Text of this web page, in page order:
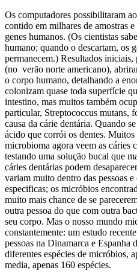
Os computadores possibilitaram
contido em milhares de amostras
genes humanos. (Os cientistas
humano; quando o descartam, os
permanecem.) Resultados
(no verão norte americano),
o corpo humano, detalhando a
colonizam quase toda superfície
intestino, mas muitos também
particular, Streptococcus mutans,
causa da cárie dentária. Quando
ácido que corrói os dentes. Muitos
microbioma agora veem as cáries
testando uma solução bucal que
cáries dentárias podem
variam muito dentro das pessoas
especificas; os micróbios
muito mais chance de se
outra pessoa do que com outra
seu corpo. Mas o nosso mundo
constantemente: um estudo
pessoas na Dinamarca e Espanha
diferentes espécies de micróbios,
media, apenas 160 espécies.